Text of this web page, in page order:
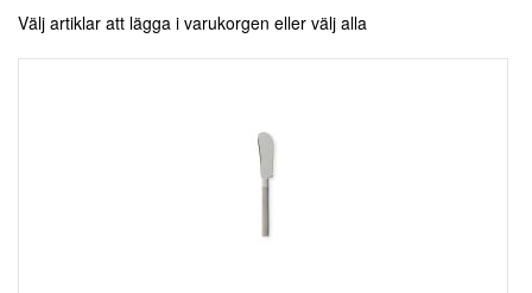
Välj artiklar att lägga i varukorgen eller välj alla